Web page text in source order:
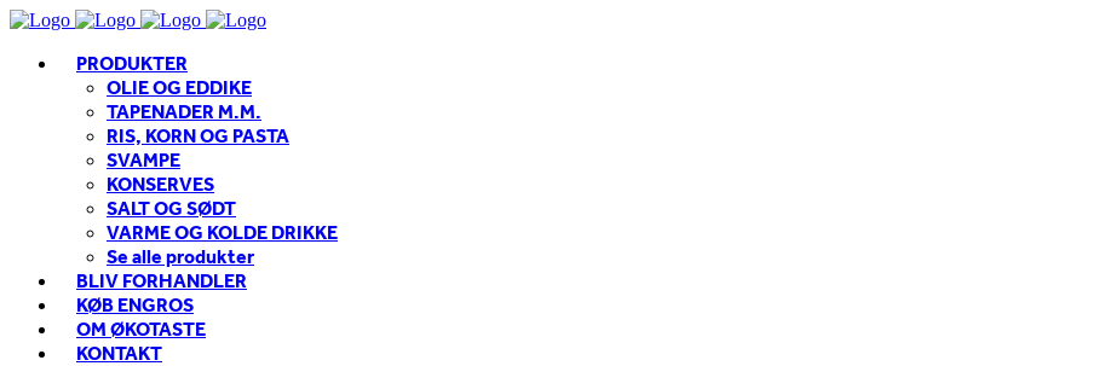
PRODUKTER
OLIE OG EDDIKE
TAPENADER M.M.
RIS, KORN OG PASTA
SVAMPE
KONSERVES
SALT OG SØDT
VARME OG KOLDE DRIKKE
Se alle produkter
BLIV FORHANDLER
KØB ENGROS
OM ØKOTASTE
KONTAKT